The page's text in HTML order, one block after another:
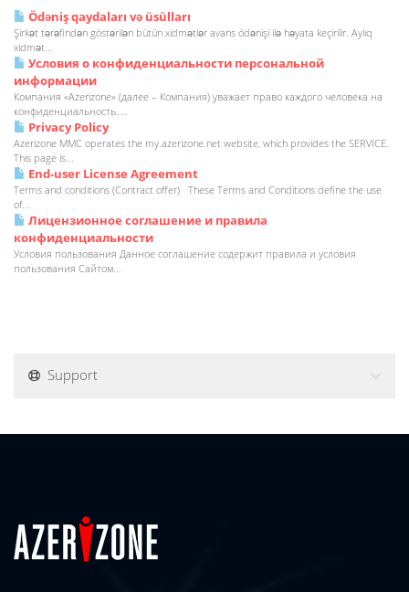
Ödəniş qaydaları və üsülları
Şirkət tərəfindən göstərilən bütün xidmətlər avans ödənişi ilə həyata keçirilir. Aylıq
xidmət...
Условия о конфиденциальности персональной
информации
Компания «Azerizone» (далее – Компания) уважает право каждого человека на
конфиденциальность....
Privacy Policy
Azerizone MMC operates the my.azerizone.net website, which provides the SERVICE.
This page is...
End-user License Agreement
Terms and conditions (Contract offer) These Terms and Conditions define the use
of...
Лицензионное соглашение и правила
конфиденциальности
Условия пользования Данное соглашение содержит правила и условия
пользования Сайтом...
Support